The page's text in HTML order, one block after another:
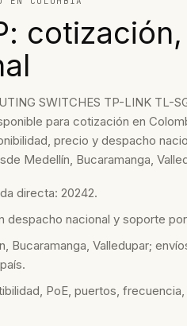
SWITCHES TP-LINK TL-
para cotización en
precio y despacho
Medellín, Bucaramanga,
directa: 20242.
despacho nacional y soporte
Bucaramanga, Valledupar;
PoE, puertos,